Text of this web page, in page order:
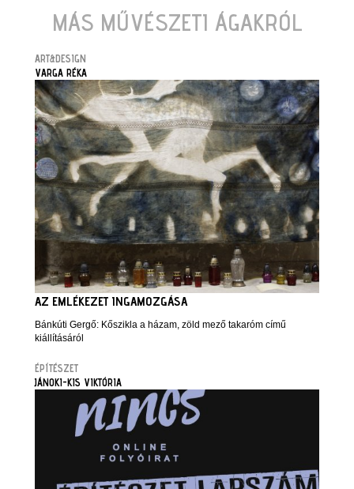
MÁS MŰVÉSZETI ÁGAKRÓL
ART&DESIGN
VARGA RÉKA
AZ EMLÉKEZET INGAMOZGÁSA
Bánkúti Gergő: Kőszikla a házam, zöld mező takaróm című
kiállításáról
ÉPÍTÉSZET
JÁNOKI-KIS VIKTÓRIA